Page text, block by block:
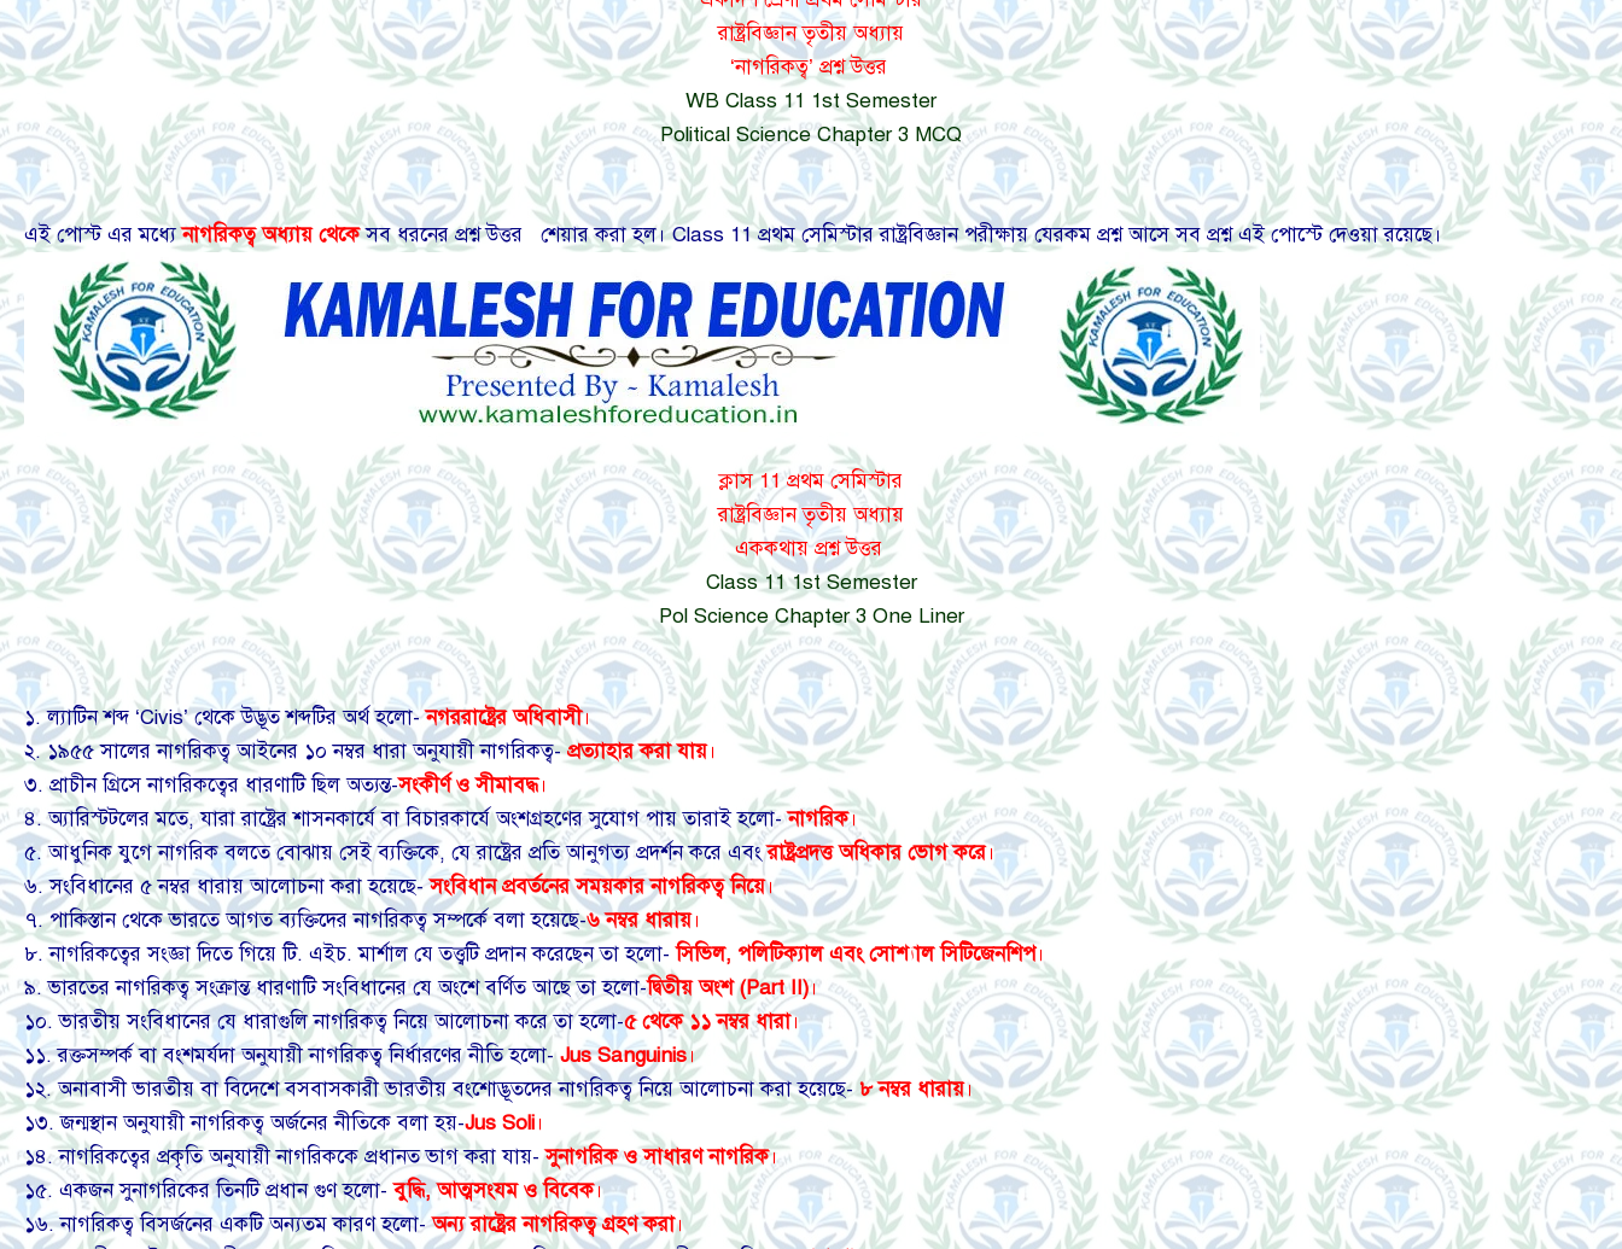
রাষ্ট্রবিজ্ঞান তৃতীয় অধ্যায়
‘নাগরিকত্ব’ প্রশ্ন উত্তর
WB Class 11 1st Semester
Political Science Chapter 3 MCQ
এই পোস্ট এর মধ্যেনাগরিকত্ব অধ্যায় থেকেসব ধরনের প্রশ্ন উত্তর শেয়ার করা হল। Class 11 প্রথম সেমিস্টার রাষ্ট্রবিজ্ঞান পরীক্ষায় যেরকম প্রশ্ন আসে সব প্রশ্ন এই পোস্টে দেওয়া রয়েছে।
ক্লাস 11 প্রথম সেমিস্টার
রাষ্ট্রবিজ্ঞান তৃতীয় অধ্যায়
এককথায় প্রশ্ন উত্তর
Class 11 1st Semester
Pol Science Chapter 3 One Liner
১. ল্যাটিন শব্দ ‘Civis’ থেকে উদ্ভূত শব্দটির অর্থ হলো-নগররাষ্ট্রের অধিবাসী।
২. ১৯৫৫ সালের নাগরিকত্ব আইনের ১০ নম্বর ধারা অনুযায়ী নাগরিকত্ব-প্রত্যাহার করা যায়।
৩. প্রাচীন গ্রিসে নাগরিকত্বের ধারণাটি ছিল অত্যন্ত-সংকীর্ণ ও সীমাবদ্ধ।
৪. অ্যারিস্টটলের মতে, যারা রাষ্ট্রের শাসনকার্যে বা বিচারকার্যে অংশগ্রহণের সুযোগ পায় তারাই হলো-নাগরিক।
৫. আধুনিক যুগে নাগরিক বলতে বোঝায় সেই ব্যক্তিকে, যে রাষ্ট্রের প্রতি আনুগত্য প্রদর্শন করে এবংরাষ্ট্রপ্রদত্ত অধিকার ভোগ করে।
৬. সংবিধানের ৫ নম্বর ধারায় আলোচনা করা হয়েছে-সংবিধান প্রবর্তনের সময়কার নাগরিকত্ব নিয়ে।
৭. পাকিস্তান থেকে ভারতে আগত ব্যক্তিদের নাগরিকত্ব সম্পর্কে বলা হয়েছে-৬ নম্বর ধারায়।
৮. নাগরিকত্বের সংজ্ঞা দিতে গিয়ে টি. এইচ. মার্শাল যে তত্ত্বটি প্রদান করেছেন তা হলো-সিভিল, পলিটিক্যাল এবং সোশ্যাল সিটিজেনশিপ।
৯. ভারতের নাগরিকত্ব সংক্রান্ত ধারণাটি সংবিধানের যে অংশে বর্ণিত আছে তা হলো-দ্বিতীয় অংশ (Part II)।
১০. ভারতীয় সংবিধানের যে ধারাগুলি নাগরিকত্ব নিয়ে আলোচনা করে তা হলো-৫ থেকে ১১ নম্বর ধারা।
১১. রক্তসম্পর্ক বা বংশমর্যদা অনুযায়ী নাগরিকত্ব নির্ধারণের নীতি হলো-Jus Sanguinis।
১২. অনাবাসী ভারতীয় বা বিদেশে বসবাসকারী ভারতীয় বংশোদ্ভূতদের নাগরিকত্ব নিয়ে আলোচনা করা হয়েছে-৮ নম্বর ধারায়।
১৩. জন্মস্থান অনুযায়ী নাগরিকত্ব অর্জনের নীতিকে বলা হয়-Jus Soli।
১৪. নাগরিকত্বের প্রকৃতি অনুযায়ী নাগরিককে প্রধানত ভাগ করা যায়-সুনাগরিক ও সাধারণ নাগরিক।
১৫. একজন সুনাগরিকের তিনটি প্রধান গুণ হলো-বুদ্ধি, আত্মসংযম ও বিবেক।
১৬. নাগরিকত্ব বিসর্জনের একটি অন্যতম কারণ হলো-অন্য রাষ্ট্রের নাগরিকত্ব গ্রহণ করা।